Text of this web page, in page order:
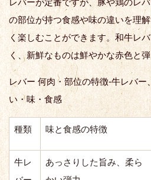
の部位が持つ食感や味の違いを理
く楽しむことができます。和牛レ
く、新鮮なものは鮮やかな赤色と弾
レバー 何肉・部位の特徴-牛レバー
い・味・食感
種類 味と食感の特徴
牛レ
あっさりした旨み、柔ら